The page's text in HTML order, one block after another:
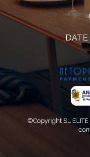
©Copyright SL ELITE